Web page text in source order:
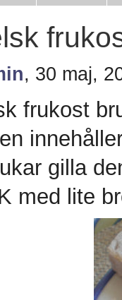
, 30 maj,
frukost
gilla
med lite